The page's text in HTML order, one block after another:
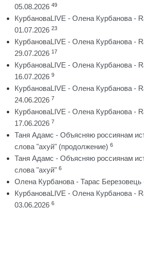
05.08.2026 49
КурбановаLIVE - Олена Курбанова -
01.07.2026 23
КурбановаLIVE - Олена Курбанова -
29.07.2026 17
КурбановаLIVE - Олена Курбанова -
16.07.2026 9
КурбановаLIVE - Олена Курбанова -
24.06.2026 7
КурбановаLIVE - Олена Курбанова -
17.06.2026 7
Таня Адамс - Объясняю россиянам
слова "ахуй" (продолжение) 6
Таня Адамс - Объясняю россиянам
слова "ахуй" 6
Олена Курбанова - Тарас Березовець
КурбановаLIVE - Олена Курбанова -
03.06.2026 6